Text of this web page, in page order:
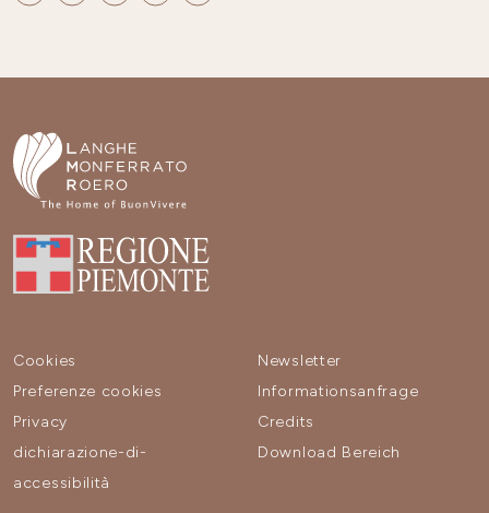
Cookies
Preferenze cookies
Privacy
dichiarazione-di-
accessibilità
Newsletter
Informationsanfrage
Credits
Download Bereich